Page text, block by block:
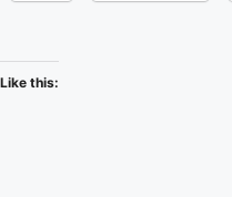
Like this: